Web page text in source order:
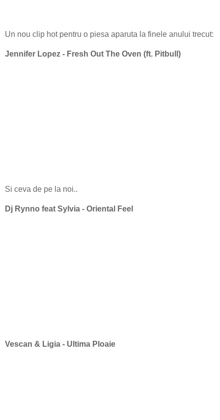
Un nou clip hot pentru o piesa aparuta la finele anului trecut:
Jennifer Lopez - Fresh Out The Oven (ft. Pitbull)
Si ceva de pe la noi..
Dj Rynno feat Sylvia - Oriental Feel
Vescan & Ligia - Ultima Ploaie